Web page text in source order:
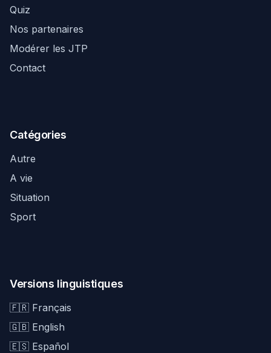
Quiz
Nos partenaires
Modérer les JTP
Contact
Catégories
Autre
A vie
Situation
Sport
Versions linguistiques
🇫🇷 Français
🇬🇧 English
🇪🇸 Español